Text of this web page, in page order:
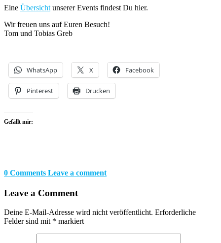
Eine Übersicht unserer Events findest Du hier.
Wir freuen uns auf Euren Besuch!
Tom und Tobias Greb
WhatsApp X Facebook
Pinterest Drucken
Gefällt mir:
0 Comments Leave a comment
Leave a Comment
Deine E-Mail-Adresse wird nicht veröffentlicht. Erforderliche
Felder sind mit * markiert